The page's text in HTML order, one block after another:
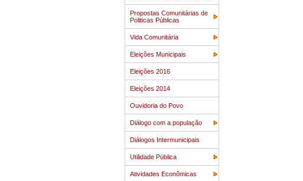
Propostas Comunitárias de
Politicas Públicas
Vida Comunitária
Eleições Municipais
Eleições 2016
Eleições 2014
Ouvidoria do Povo
Diálogo com a população
Diálogos Intermunicipais
Utilidade Pública
Atividades Econômicas